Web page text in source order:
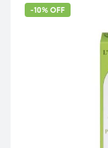
-10% OFF